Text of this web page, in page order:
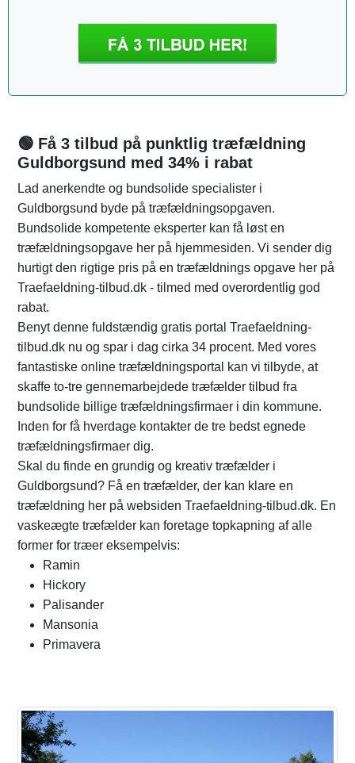
🟢 Få 3 tilbud på punktlig træfældning
Guldborgsund med 34% i rabat
Lad anerkendte og bundsolide specialister i
Guldborgsund byde på træfældningsopgaven.
Bundsolide kompetente eksperter kan få løst en
træfældningsopgave her på hjemmesiden. Vi sender dig
hurtigt den rigtige pris på en træfældnings opgave her på
Traefaeldning-tilbud.dk - tilmed med overordentlig god
rabat.
Benyt denne fuldstændig gratis portal Traefaeldning-
tilbud.dk nu og spar i dag cirka 34 procent. Med vores
fantastiske online træfældningsportal kan vi tilbyde, at
skaffe to-tre gennemarbejdede træfælder tilbud fra
bundsolide billige træfældningsfirmaer i din kommune.
Inden for få hverdage kontakter de tre bedst egnede
træfældningsfirmaer dig.
Skal du finde en grundig og kreativ træfælder i
Guldborgsund? Få en træfælder, der kan klare en
træfældning her på websiden Traefaeldning-tilbud.dk. En
vaskeægte træfælder kan foretage topkapning af alle
former for træer eksempelvis:
Ramin
Hickory
Palisander
Mansonia
Primavera